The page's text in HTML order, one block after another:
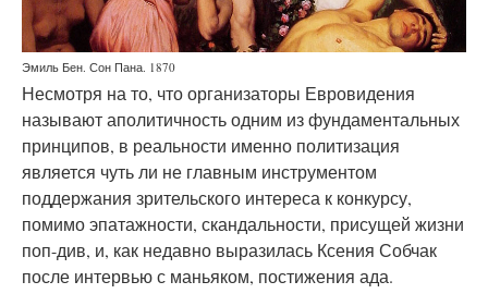
Эмиль Бен. Сон Пана. 1870
Несмотря на то, что организаторы Евровидения
называют аполитичность одним из фундаментальных
принципов, в реальности именно политизация
является чуть ли не главным инструментом
поддержания зрительского интереса к конкурсу,
помимо эпатажности, скандальности, присущей жизни
поп-див, и, как недавно выразилась Ксения Собчак
после интервью с маньяком, постижения ада.